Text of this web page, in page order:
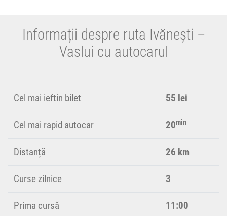
Informații despre ruta Ivănești –
Vaslui cu autocarul
Cel mai ieftin bilet 55 lei
Cel mai rapid autocar 20min
Distanță 26 km
Curse zilnice 3
Prima cursă 11:00